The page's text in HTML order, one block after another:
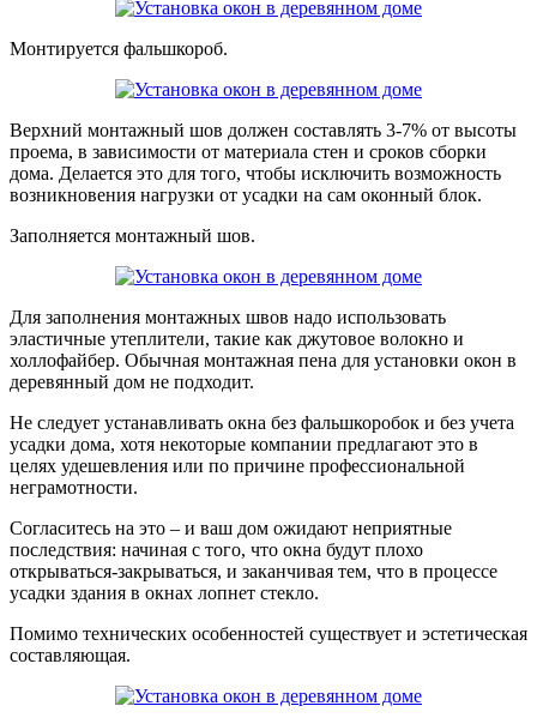
Монтируется фальшкороб.
Верхний монтажный шов должен составлять 3-7% от высоты
проема, в зависимости от материала стен и сроков сборки
дома. Делается это для того, чтобы исключить возможность
возникновения нагрузки от усадки на сам оконный блок.
Заполняется монтажный шов.
Для заполнения монтажных швов надо использовать
эластичные утеплители, такие как джутовое волокно и
холлофайбер. Обычная монтажная пена для установки окон в
деревянный дом не подходит.
Не следует устанавливать окна без фальшкоробок и без учета
усадки дома, хотя некоторые компании предлагают это в
целях удешевления или по причине профессиональной
неграмотности.
Согласитесь на это – и ваш дом ожидают неприятные
последствия: начиная с того, что окна будут плохо
открываться-закрываться, и заканчивая тем, что в процессе
усадки здания в окнах лопнет стекло.
Помимо технических особенностей существует и эстетическая
составляющая.